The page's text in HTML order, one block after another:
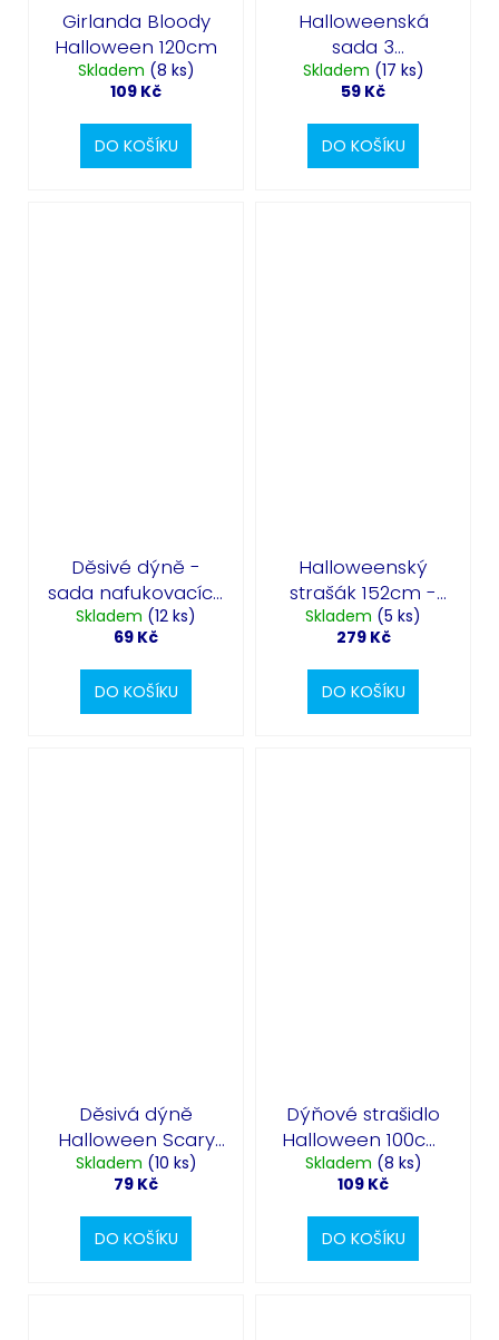
Girlanda Bloody
Halloween 120cm
Skladem (8 ks)
109 Kč
DO KOŠÍKU
Halloweenská
sada 3
dekoračních
pásek - 300cm
Skladem (17 ks)
59 Kč
DO KOŠÍKU
Děsivé dýně -
sada nafukovacích
balónků na
Halloween 6ks
Skladem (12 ks)
69 Kč
DO KOŠÍKU
Halloweenský
strašák 152cm -
stojící nafukovací
fóliový balónek
Skladem (5 ks)
279 Kč
DO KOŠÍKU
Děsivá dýně
Halloween Scary
pumpkins 50 cm -
nafukovací fóliový
balónek
Skladem (10 ks)
79 Kč
DO KOŠÍKU
Dýňové strašidlo
Halloween 100cm
- nafukovací
fóliový balónek
Skladem (8 ks)
109 Kč
DO KOŠÍKU